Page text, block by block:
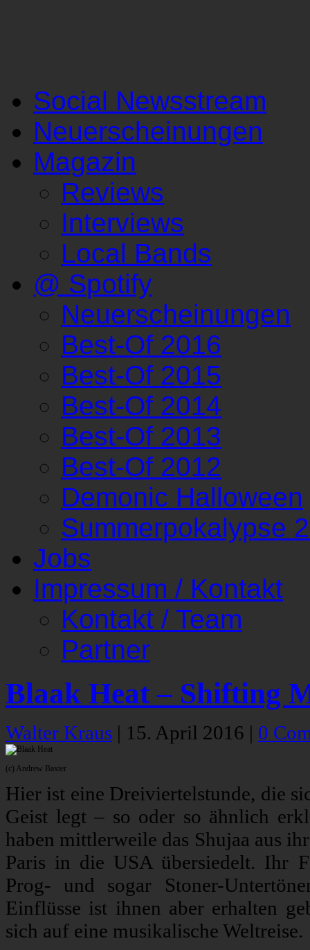
Social Newsstream
Neuerscheinungen
Magazin
Reviews
Interviews
Local Bands
@ Spotify
Neuerscheinungen
Best-Of 2016
Best-Of 2015
Best-Of 2014
Best-Of 2013
Best-Of 2012
Demonic Halloween
Summerpokalypse
Jobs
Impressum / Kontakt
Kontakt / Team
Partner
Blaak Heat – Shifting
Walter Kraus | 15. April 2016 | 0
(c) Andrew Baxter
Hier ist eine Dreiviertelstunde, die
Geist legt – so oder so ähnlich
haben mittlerweile das Shujaa aus
Paris in die USA übersiedelt. Ihr
Prog- und sogar Stoner-
Einflüsse ist ihnen aber erhalten
sich auf eine musikalische Weltreise.